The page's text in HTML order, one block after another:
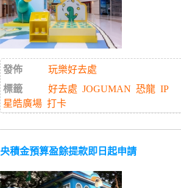
發佈
玩樂好去處
標籤
好去處 JOGUMAN 恐龍 IP
星皓廣場 打卡
央積金預算盈餘提款即日起申請